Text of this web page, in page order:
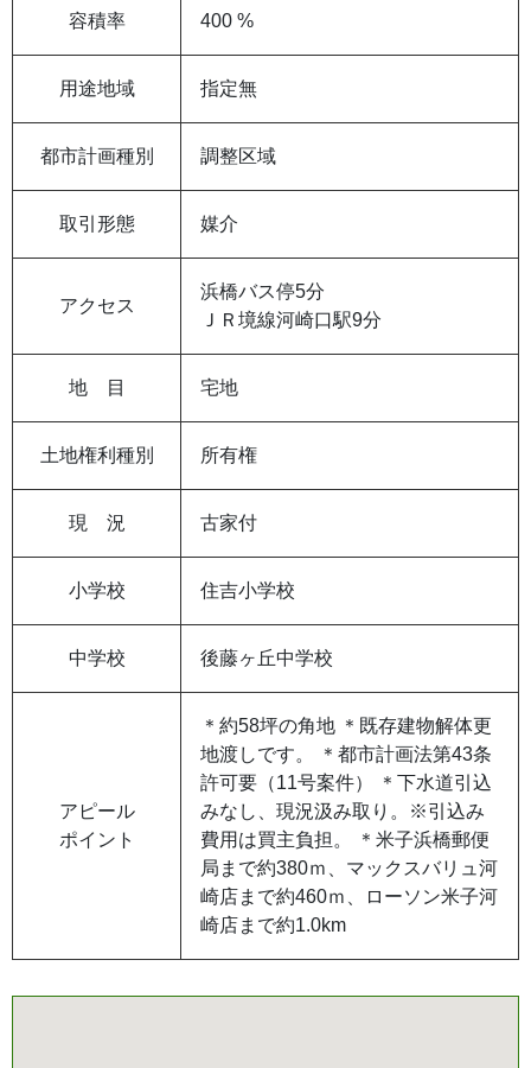
容積率 400 %
用途地域 指定無
都市計画種別 調整区域
取引形態 媒介
アクセス
浜橋バス停5分
ＪＲ境線河崎口駅9分
地 目 宅地
土地権利種別 所有権
現 況 古家付
小学校 住吉小学校
中学校 後藤ヶ丘中学校
アピール
ポイント
＊約58坪の角地 ＊既存建物解体更
地渡しです。 ＊都市計画法第43条
許可要（11号案件） ＊下水道引込
みなし、現況汲み取り。※引込み
費用は買主負担。 ＊米子浜橋郵便
局まで約380ｍ、マックスバリュ河
崎店まで約460ｍ、ローソン米子河
崎店まで約1.0km